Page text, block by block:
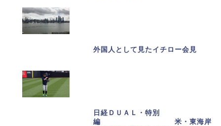
外国人として見たイチロー会見
日経ＤＵＡＬ・特別
編 米・東海岸